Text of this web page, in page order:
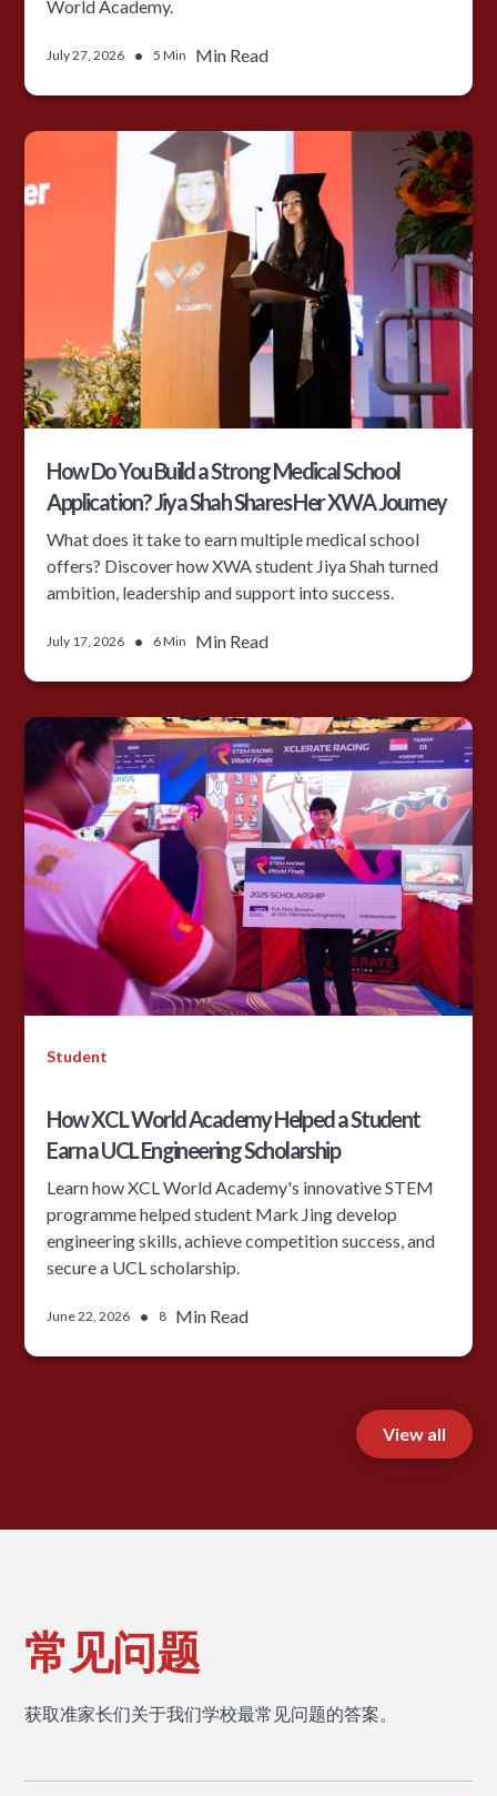
World Academy.
July 27, 2026 • 5 Min Min Read
How Do You Build a Strong Medical School
Application? Jiya Shah Shares Her XWA Journey
What does it take to earn multiple medical school
offers? Discover how XWA student Jiya Shah turned
ambition, leadership and support into success.
July 17, 2026 • 6 Min Min Read
Student
How XCL World Academy Helped a Student
Earn a UCL Engineering Scholarship
Learn how XCL World Academy's innovative STEM
programme helped student Mark Jing develop
engineering skills, achieve competition success, and
secure a UCL scholarship.
June 22, 2026 • 8 Min Read
View all
常见问题
获取准家长们关于我们学校最常见问题的答案。